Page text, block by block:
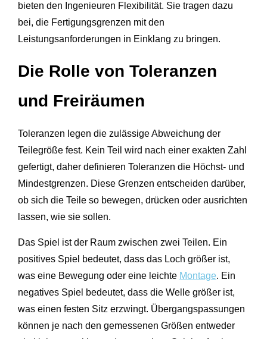
bieten den Ingenieuren Flexibilität. Sie tragen dazu
bei, die Fertigungsgrenzen mit den
Leistungsanforderungen in Einklang zu bringen.
Die Rolle von Toleranzen
und Freiräumen
Toleranzen legen die zulässige Abweichung der
Teilegröße fest. Kein Teil wird nach einer exakten Zahl
gefertigt, daher definieren Toleranzen die Höchst- und
Mindestgrenzen. Diese Grenzen entscheiden darüber,
ob sich die Teile so bewegen, drücken oder ausrichten
lassen, wie sie sollen.
Das Spiel ist der Raum zwischen zwei Teilen. Ein
positives Spiel bedeutet, dass das Loch größer ist,
was eine Bewegung oder eine leichte Montage. Ein
negatives Spiel bedeutet, dass die Welle größer ist,
was einen festen Sitz erzwingt. Übergangspassungen
können je nach den gemessenen Größen entweder